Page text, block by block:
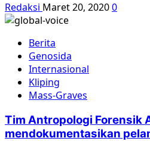
Redaksi Maret 20, 20200
Berita
Genosida
Internasional
Kliping
Mass-Graves
Tim Antropologi Forensik
mendokumentasikan